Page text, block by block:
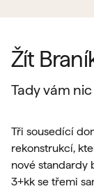
Žít
Tady vám
Tři sousedící
rekonstrukcí,
nové standardy
3+kk se třemi